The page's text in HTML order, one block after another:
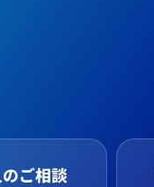
ご相談